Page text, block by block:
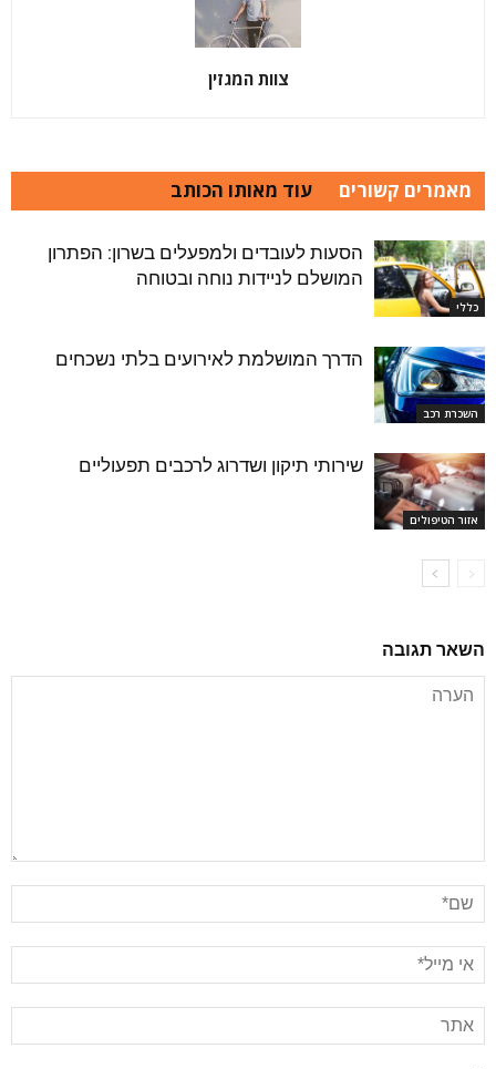
צוות המגזין
מאמרים קשורים עוד מאותו הכותב
כללי
הסעות לעובדים ולמפעלים בשרון: הפתרון
המושלם לניידות נוחה ובטוחה
השכרת רכב
הדרך המושלמת לאירועים בלתי נשכחים
אזור הטיפולים
שירותי תיקון ושדרוג לרכבים תפעוליים
השאר תגובה